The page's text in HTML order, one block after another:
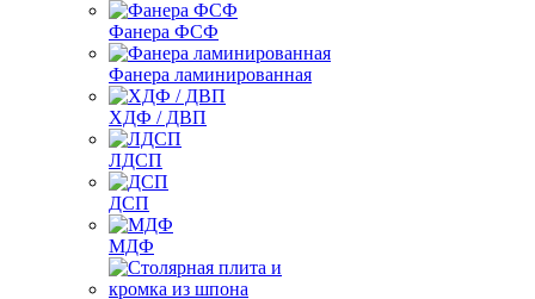
Фанера ФСФ
Фанера ламинированная
ХДФ / ДВП
ЛДСП
ДСП
МДФ